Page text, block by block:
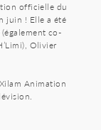
officielle du
juin ! Elle a été
co-
Olivier
Animation